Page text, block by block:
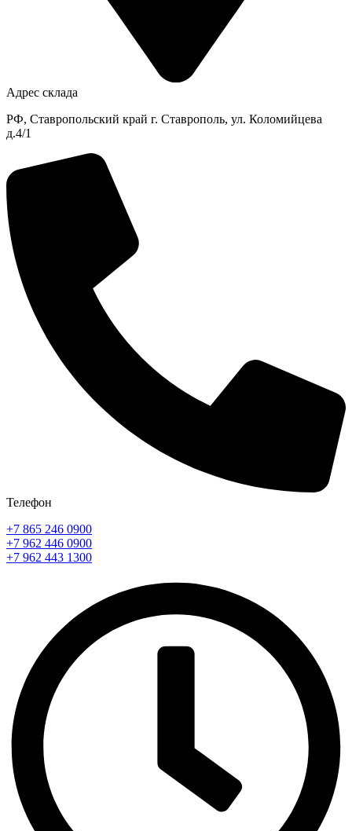
Адрес склада
РФ, Ставропольский край г. Ставрополь, ул. Коломийцева
д.4/1
Телефон
+7 865 246 0900
+7 962 446 0900
+7 962 443 1300